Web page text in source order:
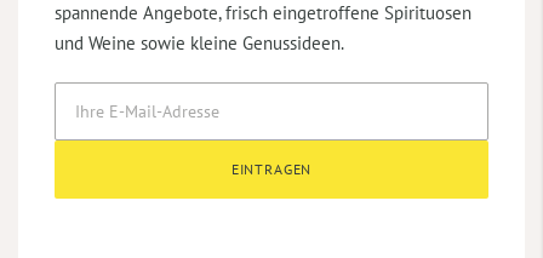
spannende Angebote, frisch eingetroffene Spirituosen
und Weine sowie kleine Genussideen.
EINTRAGEN